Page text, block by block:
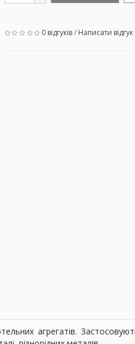
0 відгуків/ Написати відгук
агрегатів.